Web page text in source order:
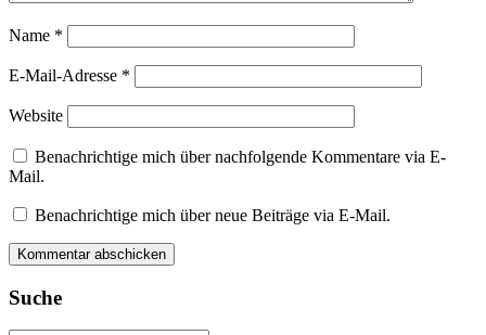
Name *
E-Mail-Adresse *
Website
Benachrichtige mich über nachfolgende Kommentare via E-
Mail.
Benachrichtige mich über neue Beiträge via E-Mail.
Suche